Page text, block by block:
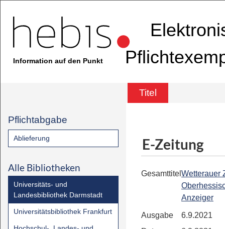
Information auf den Punkt
Titel
Pflichtabgabe
Ablieferung
Alle Bibliotheken
Universitäts- und
Landesbibliothek Darmstadt
Universitätsbibliothek Frankfurt
E-Zeitung
Gesamttitel Wetterauer
Anzeiger
Ausgabe
6.9.2021